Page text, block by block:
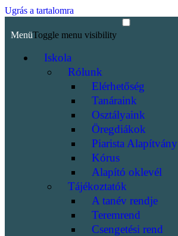
Ugrás a tartalomra
MenüToggle menu visibility
Iskola
Rólunk
Elérhetőség
Tanáraink
Osztályaink
Öregdiákok
Piarista Alapítvány
Kórus
Alapító oklevél
Tájékoztatók
A tanév rendje
Teremrend
Csengetési rend